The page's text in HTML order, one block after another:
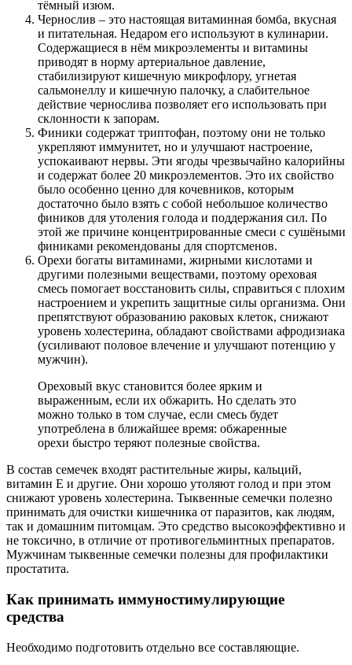
тёмный изюм.
Чернослив – это настоящая витаминная бомба, вкусная
и питательная. Недаром его используют в кулинарии.
Содержащиеся в нём микроэлементы и витамины
приводят в норму артериальное давление,
стабилизируют кишечную микрофлору, угнетая
сальмонеллу и кишечную палочку, а слабительное
действие чернослива позволяет его использовать при
склонности к запорам.
Финики содержат триптофан, поэтому они не только
укрепляют иммунитет, но и улучшают настроение,
успокаивают нервы. Эти ягоды чрезвычайно калорийны
и содержат более 20 микроэлементов. Это их свойство
было особенно ценно для кочевников, которым
достаточно было взять с собой небольшое количество
фиников для утоления голода и поддержания сил. По
этой же причине концентрированные смеси с сушёными
финиками рекомендованы для спортсменов.
Орехи богаты витаминами, жирными кислотами и
другими полезными веществами, поэтому ореховая
смесь помогает восстановить силы, справиться с плохим
настроением и укрепить защитные силы организма. Они
препятствуют образованию раковых клеток, снижают
уровень холестерина, обладают свойствами афродизиака
(усиливают половое влечение и улучшают потенцию у
мужчин).
Ореховый вкус становится более ярким и
выраженным, если их обжарить. Но сделать это
можно только в том случае, если смесь будет
употреблена в ближайшее время: обжаренные
орехи быстро теряют полезные свойства.
В состав семечек входят растительные жиры, кальций,
витамин Е и другие. Они хорошо утоляют голод и при этом
снижают уровень холестерина. Тыквенные семечки полезно
принимать для очистки кишечника от паразитов, как людям,
так и домашним питомцам. Это средство высокоэффективно и
не токсично, в отличие от противогельминтных препаратов.
Мужчинам тыквенные семечки полезны для профилактики
простатита.
Как принимать иммуностимулирующие
средства
Необходимо подготовить отдельно все составляющие.